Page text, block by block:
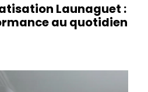
Launaguet :
au quotidien